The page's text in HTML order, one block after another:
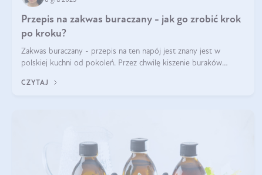
Przepis na zakwas buraczany - jak go zrobić krok
po kroku?
Zakwas buraczany - przepis na ten napój jest znany jest w
polskiej kuchni od pokoleń. Przez chwilę kiszenie buraków
na fali popularności na
CZYTAJ